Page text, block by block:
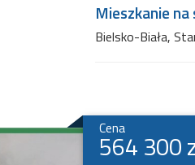
Mieszkanie na
Bielsko-Biała,
Cena
564 300